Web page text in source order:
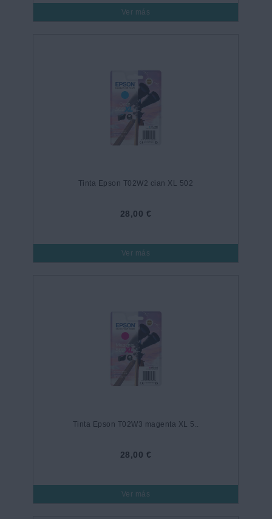
Ver más
Tinta Epson T02W2 cian XL 502
28,00 €
Ver más
Tinta Epson T02W3 magenta XL 5..
28,00 €
Ver más